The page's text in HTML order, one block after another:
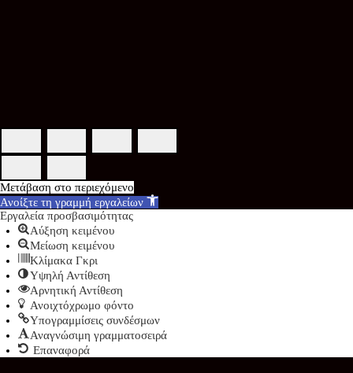
Μετάβαση στο περιεχόμενο
Ανοίξτε τη γραμμή εργαλείων
Εργαλεία προσβασιμότητας
Αύξηση κειμένου
Μείωση κειμένου
Κλίμακα Γκρι
Υψηλή Αντίθεση
Αρνητική Αντίθεση
Ανοιχτόχρωμο φόντο
Υπογραμμίσεις συνδέσμων
Αναγνώσιμη γραμματοσειρά
Επαναφορά